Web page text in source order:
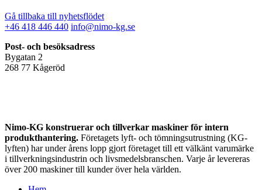
Gå tillbaka till nyhetsflödet
+46 418 446 440 info@nimo-kg.se
Post- och besöksadress
Bygatan 2
268 77 Kågeröd
Nimo-KG konstruerar och tillverkar maskiner för intern
produkthantering. Företagets lyft- och tömningsutrustning (KG-
lyften) har under årens lopp gjort företaget till ett välkänt varumärke
i tillverkningsindustrin och livsmedelsbranschen. Varje år levereras
över 200 maskiner till kunder över hela världen.